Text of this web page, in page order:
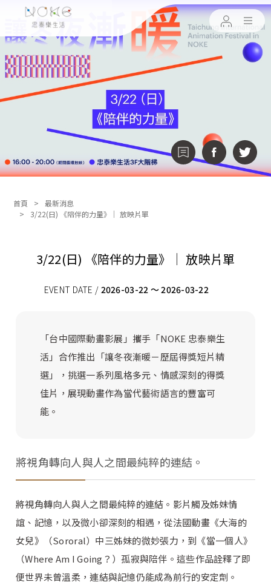
首頁
最新消息
3/22(日) 《陪伴的力量》│ 放映片單
3/22(日) 《陪伴的力量》│ 放映片單
EVENT DATE / 2026-03-22 ～ 2026-03-22
「台中國際動畫影展」攜手「NOKE 忠泰樂生
活」合作推出「讓冬夜漸暖－歷屆得獎短片精
選」，挑選一系列風格多元、情感深刻的得獎
佳片，展現動畫作為當代藝術語言的豐富可
能。
將視角轉向人與人之間最純粹的連結。
將視角轉向人與人之間最純粹的連結。影片觸及姊妹情
誼、記憶，以及微小卻深刻的相遇，從法國動畫《大海的
女兒》（Sororal）中三姊妹的微妙張力，到《當一個人》
（Where Am I Going？）孤寂與陪伴。這些作品詮釋了即
便世界未曾溫柔，連結與記憶仍能成為前行的安定劑。